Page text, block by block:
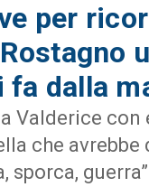
per
fa dalla
Valderice con
che avrebbe
sporca,